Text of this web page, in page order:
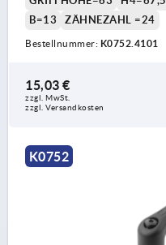
B=13
ZÄHNEZAHL =24
Bestellnummer: K0752.4101
15,03 €
zzgl. MwSt.
zzgl. Versandkosten
K0752